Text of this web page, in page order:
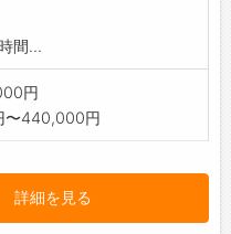
間...
円
〜440,000円
詳細を見る